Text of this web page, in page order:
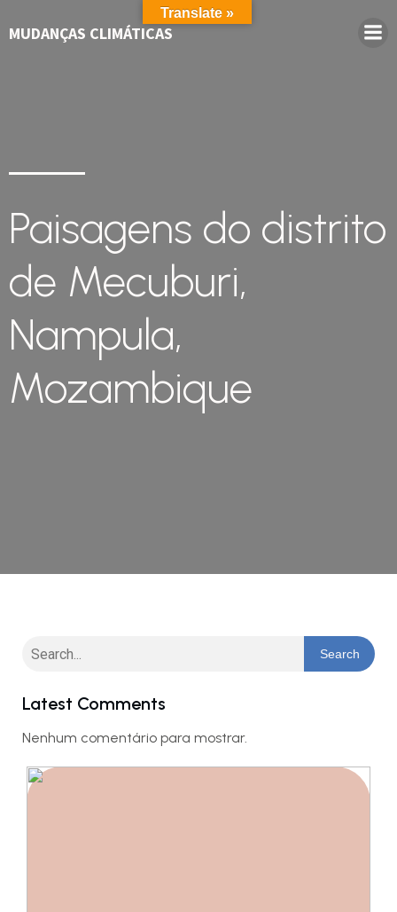
MUDANÇAS CLIMÁTICAS
Paisagens do distrito
de Mecuburi,
Nampula,
Mozambique
Search
Latest Comments
Nenhum comentário para mostrar.
Translate »